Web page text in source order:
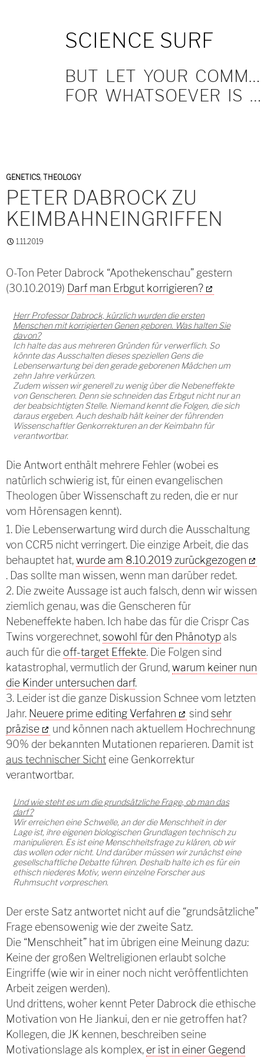
SCIENCE SURF
BUT LET YOUR COMMUNICATION BE YEA, YEA; NAY, NAY.
FOR WHATSOEVER IS MORE THAN THESE COMETH OF EVIL.
GENETICS, THEOLOGY
PETER DABROCK ZU
KEIMBAHNEINGRIFFEN
1.11.2019
O-Ton Peter Dabrock “Apothekenschau” gestern
(30.10.2019) Darf man Erbgut korrigieren?
Herr Professor Dabrock, kürzlich wurden die ersten
Menschen mit korrigierten Genen geboren. Was halten Sie
davon?
Ich halte das aus mehreren Gründen für verwerflich. So
könnte das Ausschalten dieses speziellen Gens die
Lebenserwartung bei den gerade geborenen Mädchen um
zehn Jahre verkürzen.
Zudem wissen wir generell zu wenig über die Nebeneffekte
von Genscheren. Denn sie schneiden das Erbgut nicht nur an
der beabsichtigten Stelle. Niemand kennt die Folgen, die sich
daraus ergeben. Auch deshalb hält keiner der führenden
Wissenschaftler Genkorrekturen an der Keimbahn für
verantwortbar.
Die Antwort enthält mehrere Fehler (wobei es
natürlich schwierig ist, für einen evangelischen
Theologen über Wissenschaft zu reden, die er nur
vom Hörensagen kennt).
1. Die Lebenserwartung wird durch die Ausschaltung
von CCR5 nicht verringert. Die einzige Arbeit, die das
behauptet hat,wurde am 8.10.2019 zurückgezogen
. Das sollte man wissen, wenn man darüber redet.
2. Die zweite Aussage ist auch falsch, denn wir wissen
ziemlich genau, was die Genscheren für
Nebeneffekte haben. Ich habe das für die Crispr Cas
Twins vorgerechnet,sowohl für den Phänotypals
auch für die off-target Effekte. Die Folgen sind
katastrophal, vermutlich der Grund,warum keiner nun
die Kinder untersuchen darf.
3. Leider ist die ganze Diskussion Schnee vom letzten
Jahr. Neuere prime editing Verfahren sind sehr
präzise
und können nach aktuellem Hochrechnung
90% der bekannten Mutationen reparieren. Damit ist
aus technischer Sicht eine Genkorrektur
verantwortbar.
Und wie steht es um die grundsätzliche Frage, ob man das
darf?
Wir erreichen eine Schwelle, an der die Menschheit in der
Lage ist, ihre eigenen biologischen Grundlagen technisch zu
manipulieren. Es ist eine Menschheitsfrage zu klären, ob wir
das wollen oder nicht. Und darüber müssen wir zunächst eine
gesellschaftliche Debatte führen. Deshalb halte ich es für ein
ethisch niederes Motiv, wenn einzelne Forscher aus
Ruhmsucht vorpreschen.
Der erste Satz antwortet nicht auf die “grundsätzliche”
Frage ebensowenig wie der zweite Satz.
Die “Menschheit” hat im übrigen eine Meinung dazu:
Keine der großen Weltreligionen erlaubt solche
Eingriffe (wie wir in einer noch nicht veröffentlichten
Arbeit zeigen werden).
Und drittens, woher kennt Peter Dabrock die ethische
Motivation von He Jiankui, den er nie getroffen hat?
Kollegen, die JK kennen, beschreiben seine
Motivationslage als komplex, er ist in einer Gegend